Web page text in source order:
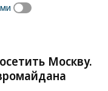
Москву.